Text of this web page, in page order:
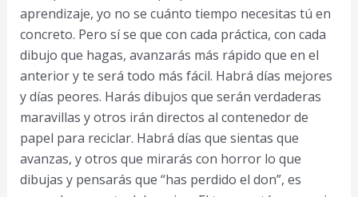
aprendizaje, yo no se cuánto tiempo necesitas tú en
concreto. Pero sí se que con cada práctica, con cada
dibujo que hagas, avanzarás más rápido que en el
anterior y te será todo más fácil. Habrá días mejores
y días peores. Harás dibujos que serán verdaderas
maravillas y otros irán directos al contenedor de
papel para reciclar. Habrá días que sientas que
avanzas, y otros que mirarás con horror lo que
dibujas y pensarás que “has perdido el don”, es